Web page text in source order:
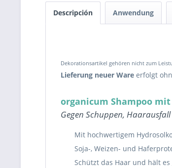
Descripción Anwendung
Dekorationsartikel gehören nicht zum
Lieferung neuer Ware erfolgt
organicum Shampoo
Gegen Schuppen,
Mit hochwertigem
Soja-, Weizen- und
Schützt das Haar und hält es